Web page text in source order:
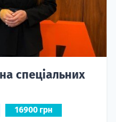
спеціальних
16900 грн